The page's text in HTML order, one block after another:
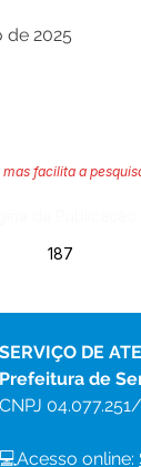
2025
facilita a
187
SERVIÇO DE
Prefeitura de
CNPJ
💻Acesso online: